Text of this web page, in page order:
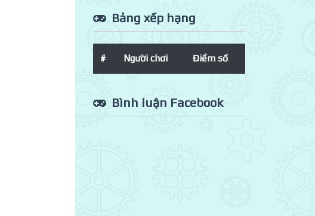
Bảng xếp hạng
# Người chơi Điểm số
Bình luận Facebook